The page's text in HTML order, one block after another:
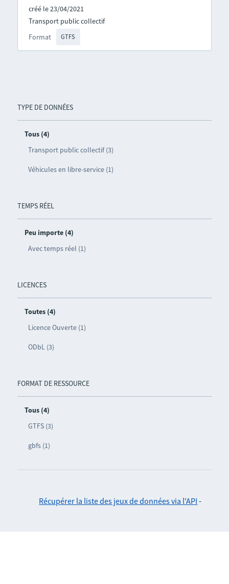
TYPE DE DONNÉES
Tous (4)
Transport public collectif (3)
Véhicules en libre-service (1)
TEMPS RÉEL
Peu importe (4)
Avec temps réel (1)
LICENCES
Toutes (4)
Licence Ouverte (1)
ODbL (3)
FORMAT DE RESSOURCE
Tous (4)
GTFS (3)
gbfs (1)
créé le 23/04/2021
Format GTFS
Transport public collectif
Récupérer la liste des jeux de données via l'API -